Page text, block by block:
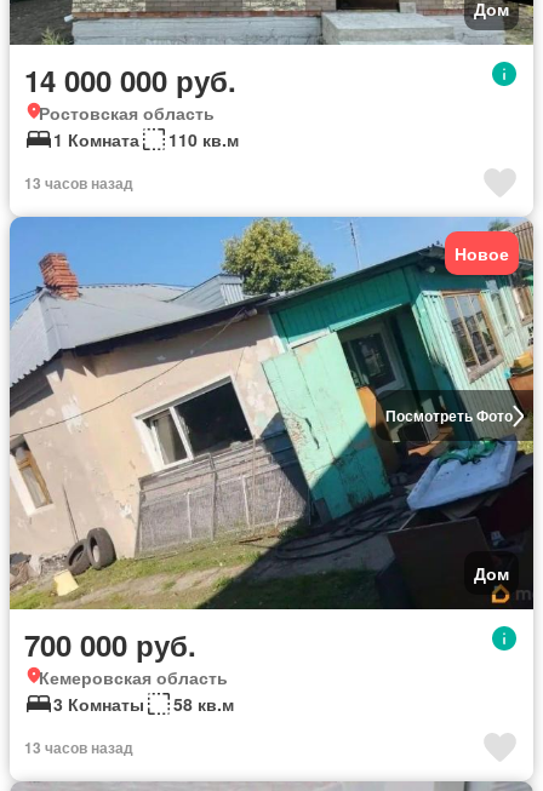
Дом
14 000 000 руб.
Ростовская область
1 Комната
110 кв.м
13 часов назад
Посмотреть Фото
Новое
Дом
700 000 руб.
Кемеровская область
3 Комнаты
58 кв.м
13 часов назад